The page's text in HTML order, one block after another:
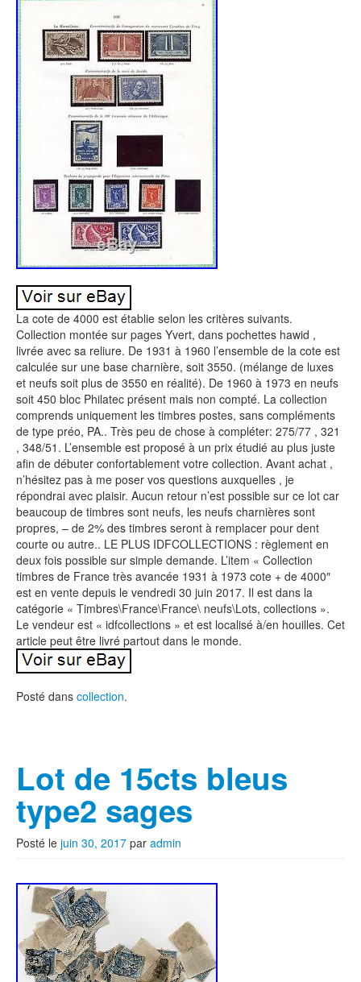
La cote de 4000 est établie selon les critères suivants.
Collection montée sur pages Yvert, dans pochettes hawid ,
livrée avec sa reliure. De 1931 à 1960 l’ensemble de la cote est
calculée sur une base charnière, soit 3550. (mélange de luxes
et neufs soit plus de 3550 en réalité). De 1960 à 1973 en neufs
soit 450 bloc Philatec présent mais non compté. La collection
comprends uniquement les timbres postes, sans compléments
de type préo, PA.. Très peu de chose à compléter: 275/77 , 321
, 348/51. L’ensemble est proposé à un prix étudié au plus juste
afin de débuter confortablement votre collection. Avant achat ,
n’hésitez pas à me poser vos questions auxquelles , je
répondrai avec plaisir. Aucun retour n’est possible sur ce lot car
beaucoup de timbres sont neufs, les neufs charnières sont
propres, – de 2% des timbres seront à remplacer pour dent
courte ou autre.. LE PLUS IDFCOLLECTIONS : règlement en
deux fois possible sur simple demande. L’item « Collection
timbres de France très avancée 1931 à 1973 cote + de 4000″
est en vente depuis le vendredi 30 juin 2017. Il est dans la
catégorie « Timbres\France\France\ neufs\Lots, collections ».
Le vendeur est « idfcollections » et est localisé à/en houilles. Cet
article peut être livré partout dans le monde.
Posté dans collection.
Lot de 15cts bleus
type2 sages
Posté le juin 30, 2017 par admin